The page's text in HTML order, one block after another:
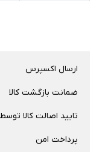
ارسال اکسپرس
ضمانت بازگشت کالا
تایید اصالت کالا
پرداخت امن